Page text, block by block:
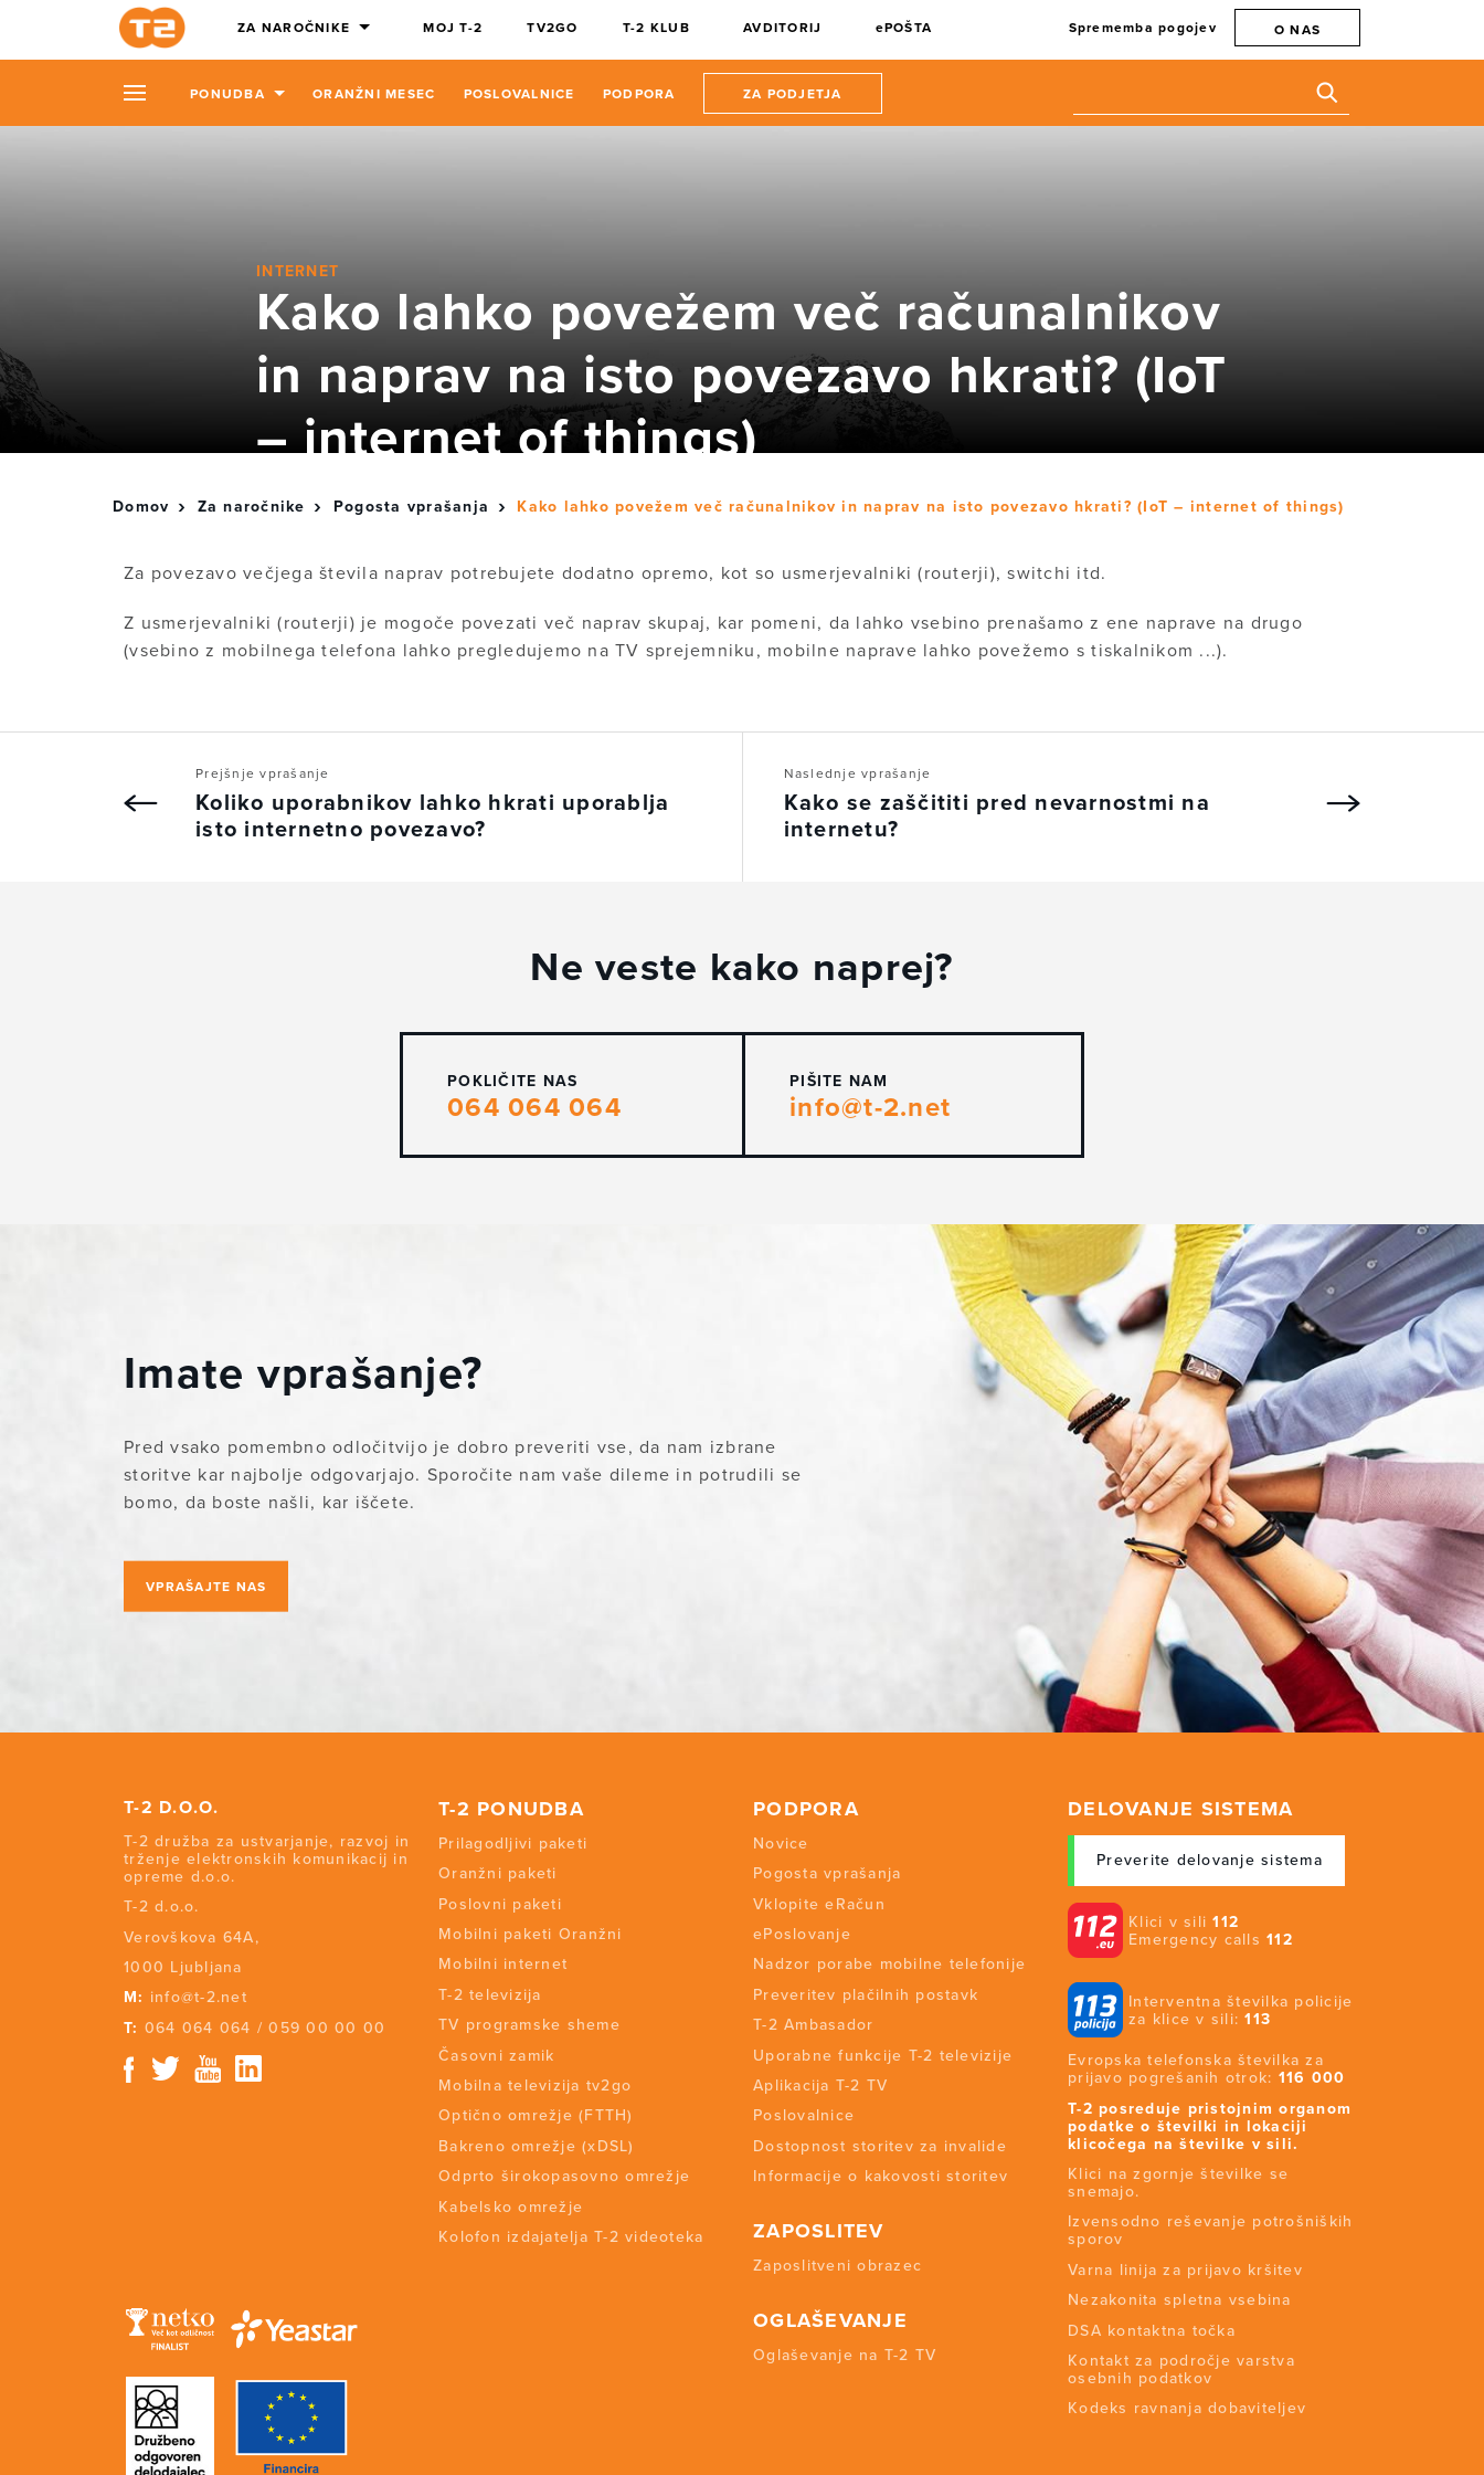
ZA NAROČNIKE MOJ T-2 TV2GO T-2 KLUB AVDITORIJ ePOŠTA Sprememba pogojev O NAS
PONUDBA ORANŽNI MESEC POSLOVALNICE PODPORA ZA PODJETJA
INTERNET
Kako lahko povežem več računalnikov
in naprav na isto povezavo hkrati? (IoT
– internet of things)
Domov Za naročnike Pogosta vprašanja Kako lahko povežem več računalnikov in naprav na isto povezavo hkrati? (IoT – internet of things)
Za povezavo večjega števila naprav potrebujete dodatno opremo, kot so usmerjevalniki (routerji), switchi itd.
Z usmerjevalniki(routerji) je mogoče povezati več naprav skupaj, kar pomeni, da lahko vsebino prenašamo z ene naprave na drugo
(vsebino z mobilnega telefona lahko pregledujemo na TV sprejemniku, mobilne naprave lahko povežemo s tiskalnikom ...).
Prejšnje vprašanje
Koliko uporabnikov lahko hkrati uporablja
isto internetno povezavo?
Naslednje vprašanje
Kako se zaščititi pred nevarnostmi na
internetu?
Ne veste kako naprej?
POKLIČITE NAS
064 064 064
PIŠITE NAM
info@t-2.net
Imate vprašanje?
Pred vsako pomembno odločitvijo je dobro preveriti vse, da nam izbrane
storitve kar najbolje odgovarjajo. Sporočite nam vaše dileme in potrudili se
bomo, da boste našli, kar iščete.
VPRAŠAJTE NAS
T-2 D.O.O.
T-2 družba za ustvarjanje, razvoj in
trženje elektronskih komunikacij in
opreme d.o.o.
T-2 d.o.o.
Verovškova 64A,
1000 Ljubljana
M: info@t-2.net
T: 064 064 064 /059 00 00 00
T-2 PONUDBA
Prilagodljivi paketi
Oranžni paketi
Poslovni paketi
Mobilni paketi Oranžni
Mobilni internet
T-2 televizija
TV programske sheme
Časovni zamik
Mobilna televizija tv2go
Optično omrežje (FTTH)
Bakreno omrežje (xDSL)
Odprto širokopasovno omrežje
Kabelsko omrežje
Kolofon izdajatelja T-2 videoteka
PODPORA
Novice
Pogosta vprašanja
Vklopite eRačun
ePoslovanje
Nadzor porabe mobilne telefonije
Preveritev plačilnih postavk
T-2 Ambasador
Uporabne funkcije T-2 televizije
Aplikacija T-2 TV
Poslovalnice
Dostopnost storitev za invalide
Informacije o kakovosti storitev
ZAPOSLITEV
Zaposlitveni obrazec
OGLAŠEVANJE
Oglaševanje na T-2 TV
DELOVANJE SISTEMA
Preverite delovanje sistema
Klici v sili112
Emergency calls 112
Interventna številka policije
za klice v sili:113
Evropska telefonska številka za
prijavo pogrešanih otrok: 116 000
T-2 posreduje pristojnim organom
podatke o številki in lokaciji
klicočega na številke v sili.
Klici na zgornje številke se
snemajo.
Izvensodno reševanje potrošniških
sporov
Varna linija za prijavo kršitev
Nezakonita spletna vsebina
DSA kontaktna točka
Kontakt za področje varstva
osebnih podatkov
Kodeks ravnanja dobaviteljev